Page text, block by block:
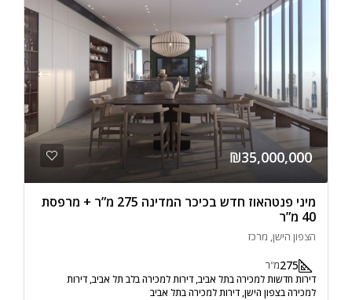
₪35,000,000
מיני פנטהאוז חדש בכיכר המדינה 275 מ”ר + מרפסת
40 מ”ר
הצפון הישן, מרכז
275מ"ר
דירות חדשות למכירה בתל אביב, דירות למכירה בלב תל אביב, דירות
למכירה בצפון הישן, דירות למכירה בתל אביב